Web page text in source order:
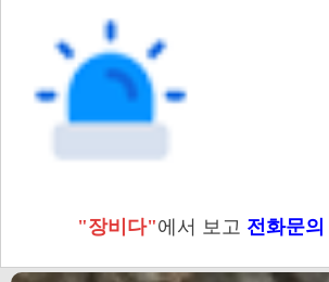
"장비다"에서 보고 전화문의